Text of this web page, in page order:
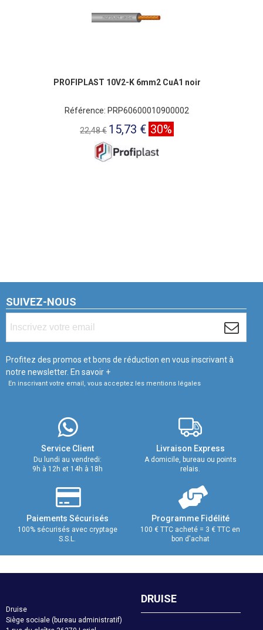
PROFIPLAST 10V2-K 6mm2 CuA1 noir
Référence: PRP60600010900002
22,48 € 15,73 € 30%
SUIVEZ-NOUS
Profitez des promos et bons de réduction en vous inscrivant à
notre newsletter. En savoir +
En inscrivant votre email, vous acceptez les mentions légales
Service Client
Du lundi au vendredi:
9h à 12h et 14h à 18h
Livraison Express
A domicile, bureau ou points
relais.
Paiements Sécurisés
100% sécurisés avec cryptage
S.S.L.
Programme Fidélité
100 € TTC acheté = 3 € TTC en
bon d'achat
Druise
Siège sociale (bureau administratif)
DRUISE